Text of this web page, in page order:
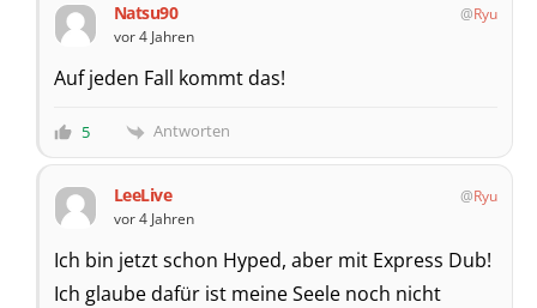
Natsu90
Ryu
vor 4 Jahren
Auf jeden Fall kommt das!
5 Antworten
LeeLive
Ryu
vor 4 Jahren
Ich bin jetzt schon Hyped, aber mit Express Dub!
Ich glaube dafür ist meine Seele noch nicht